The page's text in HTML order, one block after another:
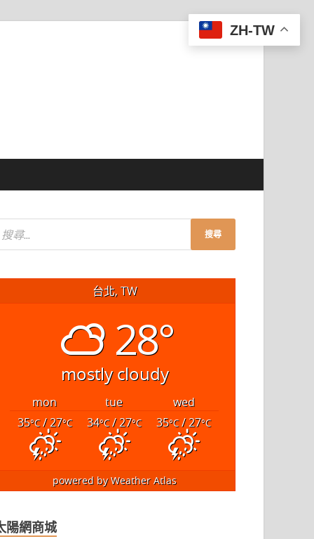
台北, TW
28°
mostly cloudy
mon tue
wed
35°C/ 27°C 34°C/ 27°C 35°C/ 27°C
powered byWeather Atlas
陽網商城
ZH-TW